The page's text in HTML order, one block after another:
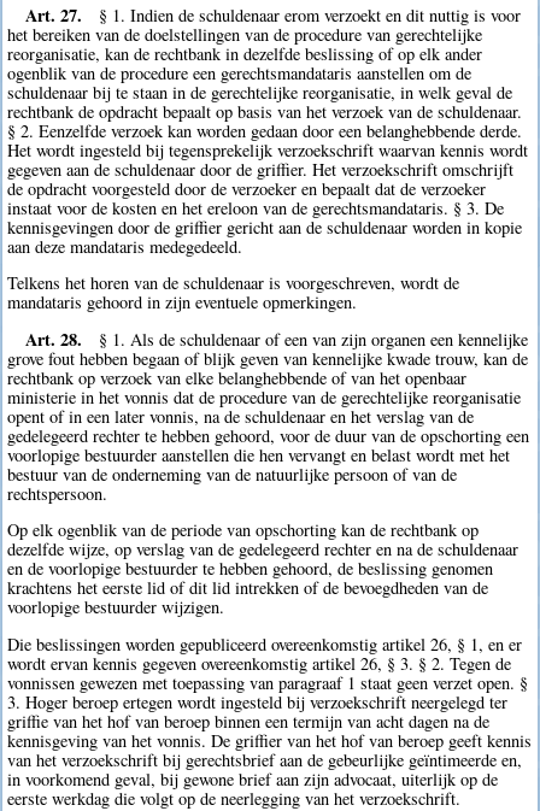
Art. 27.
§ 1. Indien de schuldenaar erom verzoekt en dit nuttig is voor
het bereiken van de doelstellingen van de procedure van gerechtelijke
reorganisatie, kan de rechtbank in dezelfde beslissing of op elk ander
ogenblik van de procedure een gerechtsmandataris aanstellen om de
schuldenaar bij te staan in de gerechtelijke reorganisatie, in welk geval de
rechtbank de opdracht bepaalt op basis van het verzoek van de schuldenaar.
§ 2. Eenzelfde verzoek kan worden gedaan door een belanghebbende derde.
Het wordt ingesteld bij tegensprekelijk verzoekschrift waarvan kennis wordt
gegeven aan de schuldenaar door de griffier. Het verzoekschrift omschrijft
de opdracht voorgesteld door de verzoeker en bepaalt dat de verzoeker
instaat voor de kosten en het ereloon van de gerechtsmandataris. § 3. De
kennisgevingen door de griffier gericht aan de schuldenaar worden in kopie
aan deze mandataris medegedeeld.
Telkens het horen van de schuldenaar is voorgeschreven, wordt de
mandataris gehoord in zijn eventuele opmerkingen.
Art. 28.
§ 1. Als de schuldenaar of een van zijn organen een kennelijke
grove fout hebben begaan of blijk geven van kennelijke kwade trouw, kan de
rechtbank op verzoek van elke belanghebbende of van het openbaar
ministerie in het vonnis dat de procedure van de gerechtelijke reorganisatie
opent of in een later vonnis, na de schuldenaar en het verslag van de
gedelegeerd rechter te hebben gehoord, voor de duur van de opschorting een
voorlopige bestuurder aanstellen die hen vervangt en belast wordt met het
bestuur van de onderneming van de natuurlijke persoon of van de
rechtspersoon.
Op elk ogenblik van de periode van opschorting kan de rechtbank op
dezelfde wijze, op verslag van de gedelegeerd rechter en na de schuldenaar
en de voorlopige bestuurder te hebben gehoord, de beslissing genomen
krachtens het eerste lid of dit lid intrekken of de bevoegdheden van de
voorlopige bestuurder wijzigen.
Die beslissingen worden gepubliceerd overeenkomstig artikel 26, § 1, en er
wordt ervan kennis gegeven overeenkomstig artikel 26, § 3. § 2. Tegen de
vonnissen gewezen met toepassing van paragraaf 1 staat geen verzet open. §
3. Hoger beroep ertegen wordt ingesteld bij verzoekschrift neergelegd ter
griffie van het hof van beroep binnen een termijn van acht dagen na de
kennisgeving van het vonnis. De griffier van het hof van beroep geeft kennis
van het verzoekschrift bij gerechtsbrief aan de gebeurlijke geïntimeerde en,
in voorkomend geval, bij gewone brief aan zijn advocaat, uiterlijk op de
eerste werkdag die volgt op de neerlegging van het verzoekschrift.